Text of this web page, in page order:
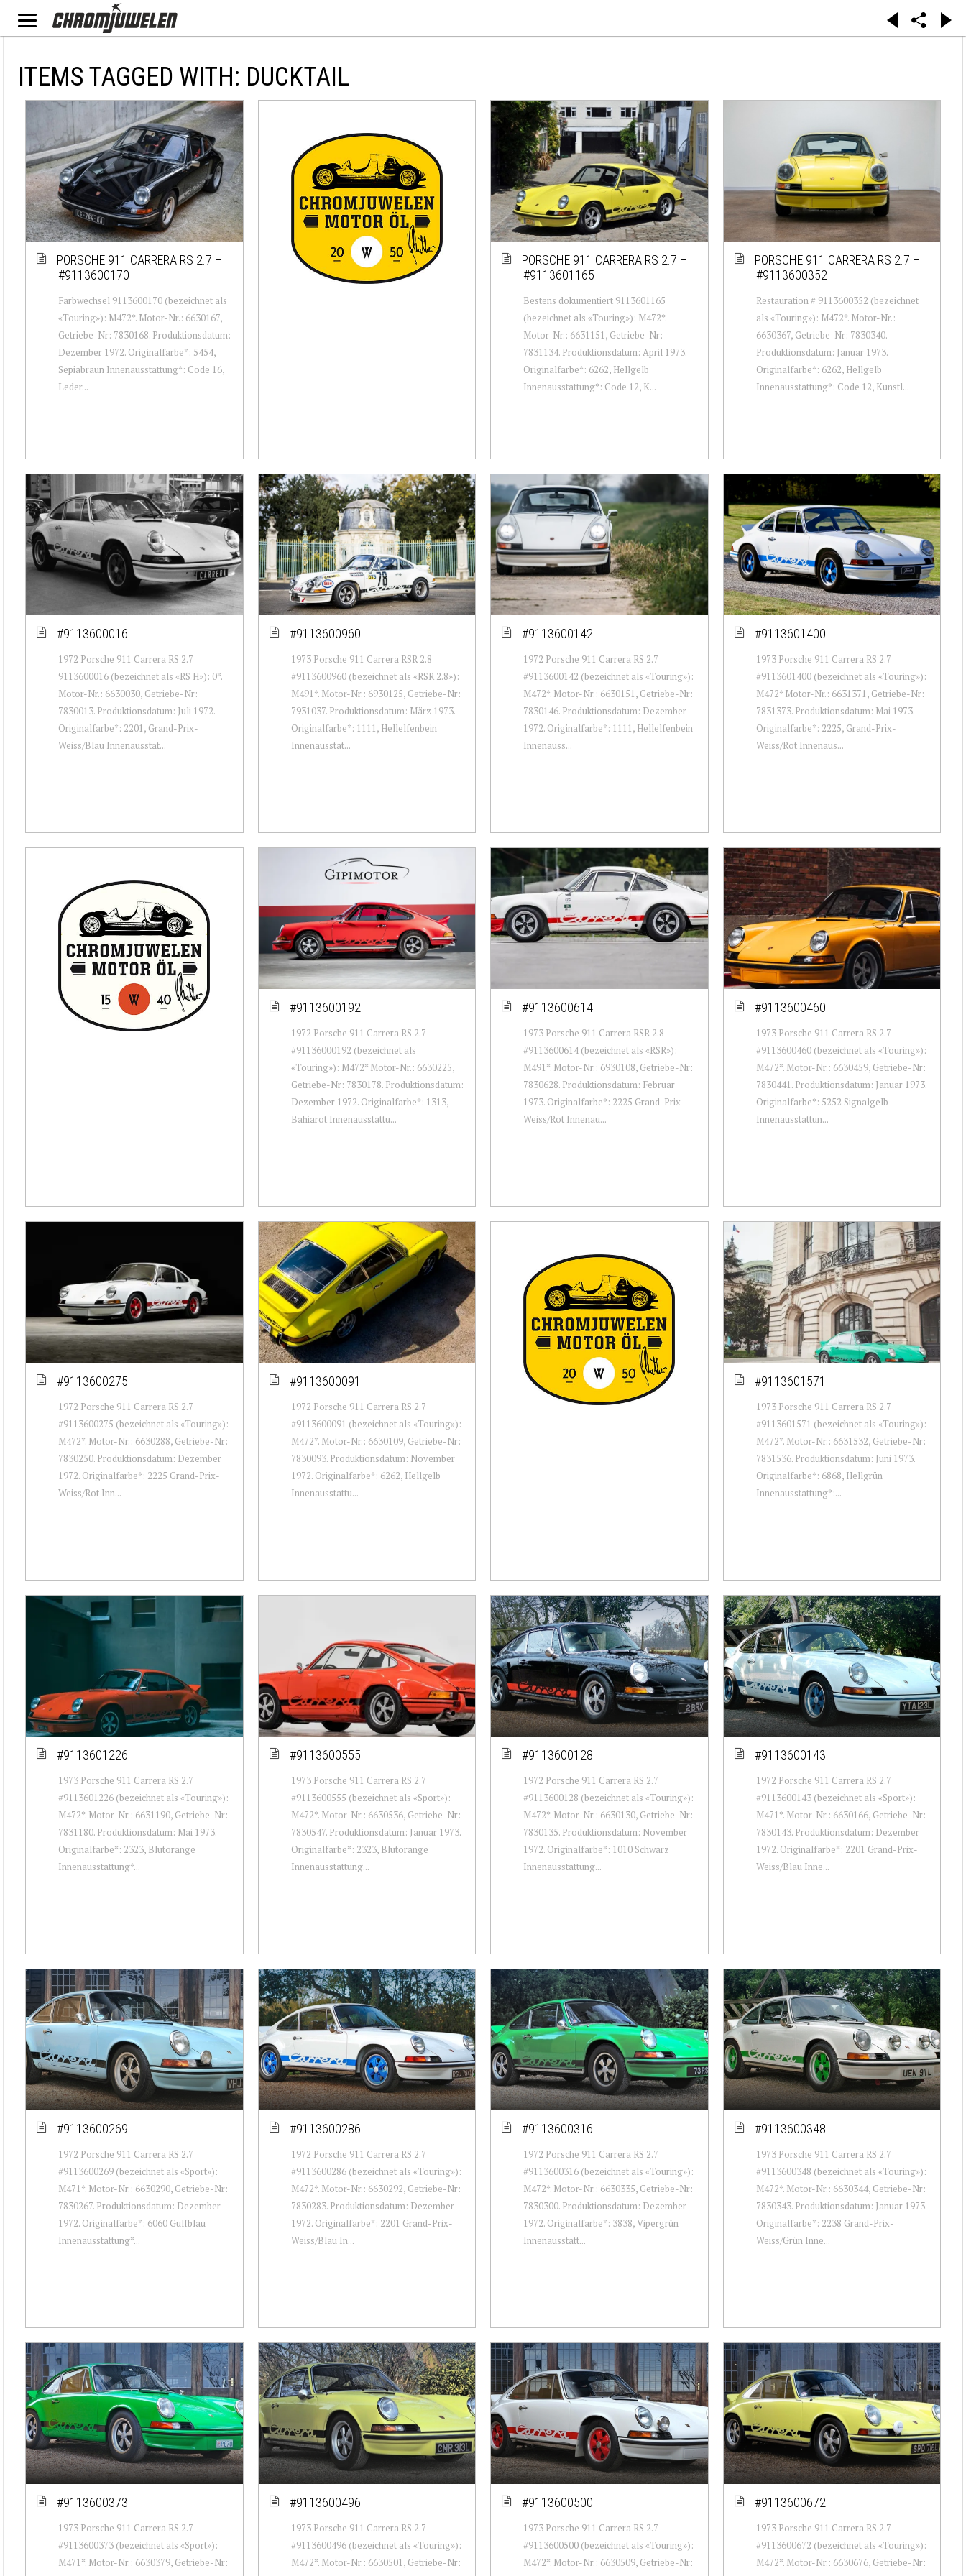
ITEMS TAGGED WITH: DUCKTAIL
PORSCHE 911 CARRERA RS 2.7 –
#9113600170
Farbwechsel 9113600170 (bezeichnet als
«Touring»): M472*. Motor-Nr.: 6630167,
Getriebe-Nr: 7830168. Produktionsdatum:
Dezember 1972. Originalfarbe*: 5454,
Sepiabraun Innenausstattung*: Code 16,
Leder...
PORSCHE 911 CARRERA RS 2.7 –
#9113601165
Bestens dokumentiert 9113601165
(bezeichnet als «Touring»): M472*.
Motor-Nr.: 6631151, Getriebe-Nr:
7831134. Produktionsdatum: April 1973.
Originalfarbe*: 6262, Hellgelb
Innenausstattung*: Code 12, K...
PORSCHE 911 CARRERA RS 2.7 –
#9113600352
Restauration # 9113600352 (bezeichnet
als «Touring»): M472*. Motor-Nr.:
6630367, Getriebe-Nr: 7830340.
Produktionsdatum: Januar 1973.
Originalfarbe*: 6262, Hellgelb
Innenausstattung*: Code 12, Kunstl...
#9113600016
1972 Porsche 911 Carrera RS 2.7
9113600016 (bezeichnet als «RS H»): 0*.
Motor-Nr.: 6630030, Getriebe-Nr:
7830013. Produktionsdatum: Juli 1972.
Originalfarbe*: 2201, Grand-Prix-
Weiss/Blau Innenausstat...
#9113600960
1973 Porsche 911 Carrera RSR 2.8
#9113600960 (bezeichnet als «RSR 2.8»):
M491*. Motor-Nr.: 6930125, Getriebe-Nr:
7931037. Produktionsdatum: März 1973.
Originalfarbe*: 1111, Hellelfenbein
Innenausstat...
#9113600142
1972 Porsche 911 Carrera RS 2.7
#9113600142 (bezeichnet als «Touring»):
M472*. Motor-Nr.: 6630151, Getriebe-Nr:
7830146. Produktionsdatum: Dezember
1972. Originalfarbe*: 1111, Hellelfenbein
Innenauss...
#9113601400
1973 Porsche 911 Carrera RS 2.7
#9113601400 (bezeichnet als «Touring»):
M472* Motor-Nr.: 6631371, Getriebe-Nr:
7831373. Produktionsdatum: Mai 1973.
Originalfarbe*: 2225, Grand-Prix-
Weiss/Rot Innenaus...
#9113600192
1972 Porsche 911 Carrera RS 2.7
#91136000192 (bezeichnet als
«Touring»): M472* Motor-Nr.: 6630225,
Getriebe-Nr: 7830178. Produktionsdatum:
Dezember 1972. Originalfarbe*: 1313,
Bahiarot Innenausstattu...
#9113600614
1973 Porsche 911 Carrera RSR 2.8
#9113600614 (bezeichnet als «RSR»):
M491*. Motor-Nr.: 6930108, Getriebe-Nr:
7830628. Produktionsdatum: Februar
1973. Originalfarbe*: 2225 Grand-Prix-
Weiss/Rot Innenau...
#9113600460
1973 Porsche 911 Carrera RS 2.7
#9113600460 (bezeichnet als «Touring»):
M472*. Motor-Nr.: 6630459, Getriebe-Nr:
7830441. Produktionsdatum: Januar 1973.
Originalfarbe*: 5252 Signalgelb
Innenausstattun...
#9113600275
1972 Porsche 911 Carrera RS 2.7
#9113600275 (bezeichnet als «Touring»):
M472*. Motor-Nr.: 6630288, Getriebe-Nr:
7830250. Produktionsdatum: Dezember
1972. Originalfarbe*: 2225 Grand-Prix-
Weiss/Rot Inn...
#9113600091
1972 Porsche 911 Carrera RS 2.7
#9113600091 (bezeichnet als «Touring»):
M472*. Motor-Nr.: 6630109, Getriebe-Nr:
7830093. Produktionsdatum: November
1972. Originalfarbe*: 6262, Hellgelb
Innenausstattu...
#9113601571
1973 Porsche 911 Carrera RS 2.7
#9113601571 (bezeichnet als «Touring»):
M472*. Motor-Nr.: 6631532, Getriebe-Nr:
7831536. Produktionsdatum: Juni 1973.
Originalfarbe*: 6868, Hellgrün
Innenausstattung*:...
#9113601226
1973 Porsche 911 Carrera RS 2.7
#9113601226 (bezeichnet als «Touring»):
M472*. Motor-Nr.: 6631190, Getriebe-Nr:
7831180. Produktionsdatum: Mai 1973.
Originalfarbe*: 2323, Blutorange
Innenausstattung*...
#9113600555
1973 Porsche 911 Carrera RS 2.7
#9113600555 (bezeichnet als «Sport»):
M472*. Motor-Nr.: 6630536, Getriebe-Nr:
7830547. Produktionsdatum: Januar 1973.
Originalfarbe*: 2323, Blutorange
Innenausstattung...
#9113600128
1972 Porsche 911 Carrera RS 2.7
#9113600128 (bezeichnet als «Touring»):
M472*. Motor-Nr.: 6630130, Getriebe-Nr:
7830135. Produktionsdatum: November
1972. Originalfarbe*: 1010 Schwarz
Innenausstattung...
#9113600143
1972 Porsche 911 Carrera RS 2.7
#9113600143 (bezeichnet als «Sport»):
M471*. Motor-Nr.: 6630166, Getriebe-Nr:
7830143. Produktionsdatum: Dezember
1972. Originalfarbe*: 2201 Grand-Prix-
Weiss/Blau Inne...
#9113600269
1972 Porsche 911 Carrera RS 2.7
#9113600269 (bezeichnet als «Sport»):
M471*. Motor-Nr.: 6630290, Getriebe-Nr:
7830267. Produktionsdatum: Dezember
1972. Originalfarbe*: 6060 Gulfblau
Innenausstattung*...
#9113600286
1972 Porsche 911 Carrera RS 2.7
#9113600286 (bezeichnet als «Touring»):
M472*. Motor-Nr.: 6630292, Getriebe-Nr:
7830283. Produktionsdatum: Dezember
1972. Originalfarbe*: 2201 Grand-Prix-
Weiss/Blau In...
#9113600316
1972 Porsche 911 Carrera RS 2.7
#9113600316 (bezeichnet als «Touring»):
M472*. Motor-Nr.: 6630335, Getriebe-Nr:
7830300. Produktionsdatum: Dezember
1972. Originalfarbe*: 3838, Vipergrün
Innenausstatt...
#9113600348
1973 Porsche 911 Carrera RS 2.7
#9113600348 (bezeichnet als «Touring»):
M472*. Motor-Nr.: 6630344, Getriebe-Nr:
7830343. Produktionsdatum: Januar 1973.
Originalfarbe*: 2238 Grand-Prix-
Weiss/Grün Inne...
#9113600373
1973 Porsche 911 Carrera RS 2.7
#9113600373 (bezeichnet als «Sport»):
M471*. Motor-Nr.: 6630379, Getriebe-Nr:
#9113600496
1973 Porsche 911 Carrera RS 2.7
#9113600496 (bezeichnet als «Touring»):
M472*. Motor-Nr.: 6630501, Getriebe-Nr:
#9113600500
1973 Porsche 911 Carrera RS 2.7
#9113600500 (bezeichnet als «Touring»):
M472*. Motor-Nr.: 6630509, Getriebe-Nr:
#9113600672
1973 Porsche 911 Carrera RS 2.7
#9113600672 (bezeichnet als «Touring»):
M472*. Motor-Nr.: 6630676, Getriebe-Nr: